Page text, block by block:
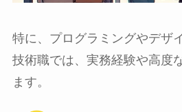
特に、プログラミングやデザ
技術職では、実務経験や高度
ます。